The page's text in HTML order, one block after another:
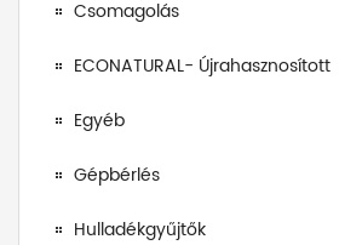
Csomagolás
ECONATURAL- Újrahasznosított
Egyéb
Gépbérlés
Hulladékgyűjtők